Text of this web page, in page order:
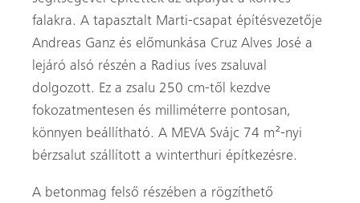
falakra. A tapasztalt Marti-csapat építésvezetője
Andreas Ganz és előmunkása Cruz Alves José a
lejáró alsó részén a Radius íves zsaluval
dolgozott. Ez a zsalu 250 cm-től kezdve
fokozatmentesen és milliméterre pontosan,
könnyen beállítható. A MEVA Svájc 74 m²-nyi
bérzsalut szállított a winterthuri építkezésre.
A betonmag felső részében a rögzíthető